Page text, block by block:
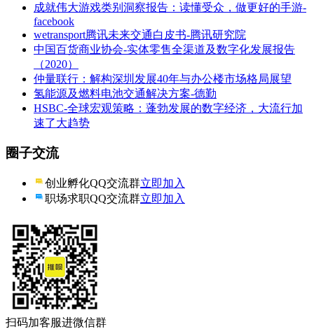
成就伟大游戏类别洞察报告：读懂受众，做更好的手游-
facebook
wetransport腾讯未来交通白皮书-腾讯研究院
中国百货商业协会-实体零售全渠道及数字化发展报告
（2020）
仲量联行：解构深圳发展40年与办公楼市场格局展望
氢能源及燃料电池交通解决方案-德勤
HSBC-全球宏观策略：蓬勃发展的数字经济，大流行加
速了大趋势
圈子交流
创业孵化QQ交流群立即加入
职场求职QQ交流群立即加入
扫码加客服进微信群